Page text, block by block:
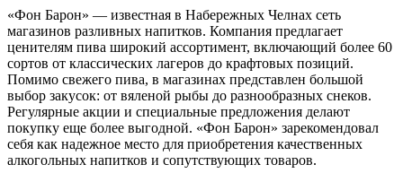
«Фон Барон» — известная в Набережных Челнах сеть
магазинов разливных напитков. Компания предлагает
ценителям пива широкий ассортимент, включающий более 60
сортов от классических лагеров до крафтовых позиций.
Помимо свежего пива, в магазинах представлен большой
выбор закусок: от вяленой рыбы до разнообразных снеков.
Регулярные акции и специальные предложения делают
покупку еще более выгодной. «Фон Барон» зарекомендовал
себя как надежное место для приобретения качественных
алкогольных напитков и сопутствующих товаров.